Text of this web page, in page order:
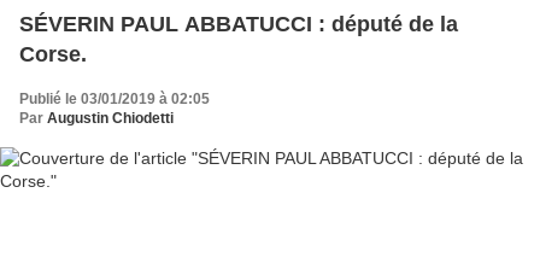
SÉVERIN PAUL ABBATUCCI : député de la
Corse.
Publié le 03/01/2019 à 02:05
Par Augustin Chiodetti